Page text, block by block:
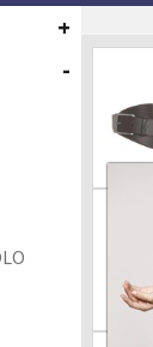
+
-